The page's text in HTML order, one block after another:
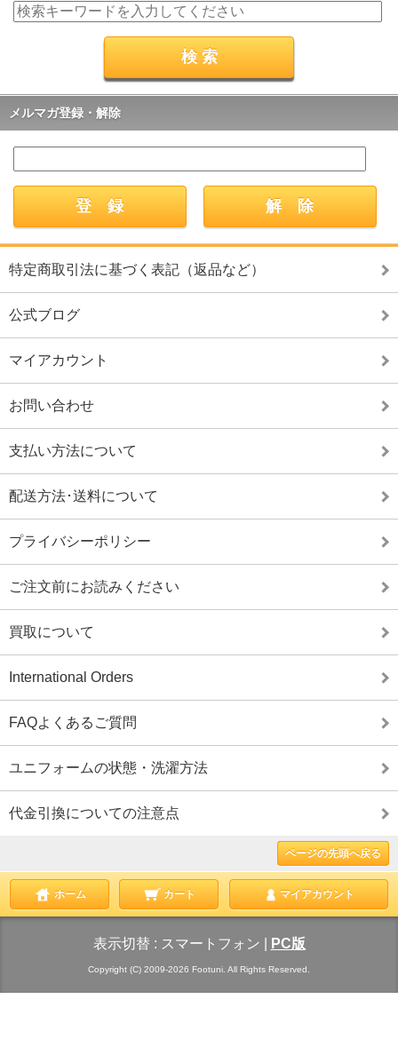
メルマガ登録・解除
特定商取引法に基づく表記（返品など）
公式ブログ
マイアカウント
お問い合わせ
支払い方法について
配送方法･送料について
プライバシーポリシー
ご注文前にお読みください
買取について
International Orders
FAQよくあるご質問
ユニフォームの状態・洗濯方法
代金引換についての注意点
ページの先頭へ戻る
ホーム カート マイアカウント
表示切替 : スマートフォン PC版
Copyright (C) 2009-2026 Footuni. All Rights Reserved.